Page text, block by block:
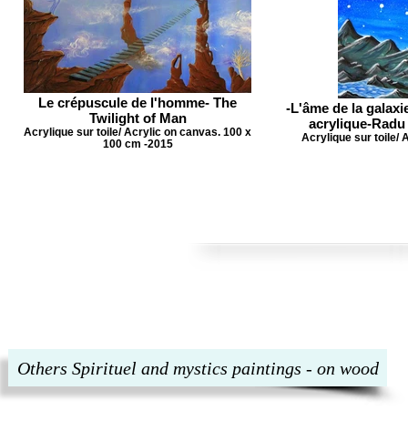
Le crépuscule de l'homme- The
Twilight of Man
Acrylique sur toile/ Acrylic on canvas. 100 x
100 cm -2015
-L'âme de la
acrylique-
Acrylique sur toile/
Others Spirituel and mystics paintings - on wood